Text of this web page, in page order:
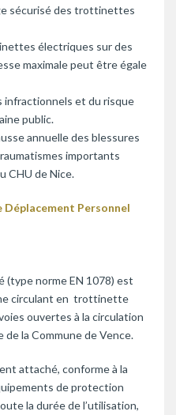
sécurisé des trottinettes
électriques sur des
maximale peut être égale
infractionnels et du risque
public.
annuelle des blessures
importants
CHU de Nice.
Déplacement Personnel
(type norme EN 1078) est
circulant en trottinette
ouvertes à la circulation
la Commune de Vence.
attaché, conforme à la
de protection
la durée de l’utilisation,